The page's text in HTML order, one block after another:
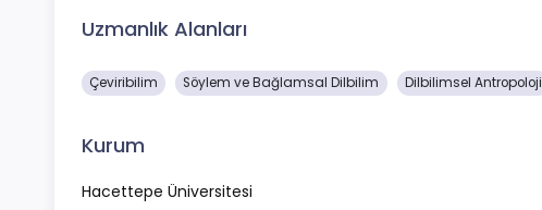
Uzmanlık Alanları
Çeviribilim Söylem ve Bağlamsal Dilbilim Dilbilimsel Antropoloji
Kurum
Hacettepe Üniversitesi